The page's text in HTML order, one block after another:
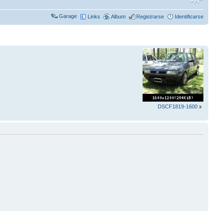
Garage Links Album Registrarse Identificarse
DSCF1819-1600